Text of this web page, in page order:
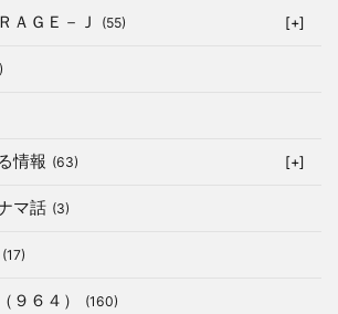
ＡＧＥ－Ｊ (55) [+]
情報 (63) [+]
マ話 (3)
(17)
９６４） (160)